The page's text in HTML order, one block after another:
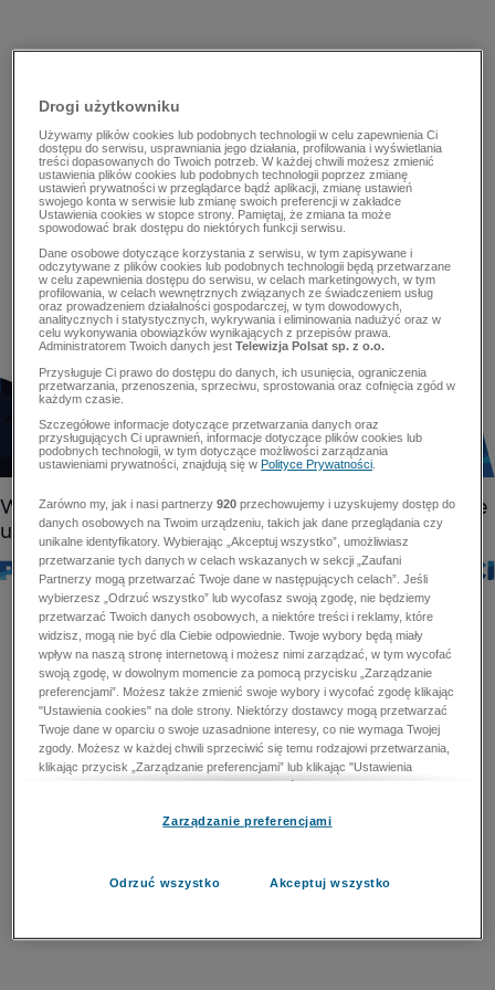
Drogi użytkowniku
Używamy plików cookies lub podobnych technologii w celu zapewnienia Ci
dostępu do serwisu, usprawniania jego działania, profilowania i wyświetlania
treści dopasowanych do Twoich potrzeb. W każdej chwili możesz zmienić
ustawienia plików cookies lub podobnych technologii poprzez zmianę
ustawień prywatności w przeglądarce bądź aplikacji, zmianę ustawień
swojego konta w serwisie lub zmianę swoich preferencji w zakładce
Ustawienia cookies w stopce strony. Pamiętaj, że zmiana ta może
spowodować brak dostępu do niektórych funkcji serwisu.
Dane osobowe dotyczące korzystania z serwisu, w tym zapisywane i
odczytywane z plików cookies lub podobnych technologii będą przetwarzane
w celu zapewnienia dostępu do serwisu, w celach marketingowych, w tym
profilowania, w celach wewnętrznych związanych ze świadczeniem usług
oraz prowadzeniem działalności gospodarczej, w tym dowodowych,
analitycznych i statystycznych, wykrywania i eliminowania nadużyć oraz w
celu wykonywania obowiązków wynikających z przepisów prawa.
Administratorem Twoich danych jestTelewizja Polsat sp. z o.o.
Przysługuje Ci prawo do dostępu do danych, ich usunięcia, ograniczenia
przetwarzania, przenoszenia, sprzeciwu, sprostowania oraz cofnięcia zgód w
każdym czasie.
Szczegółowe informacje dotyczące przetwarzania danych oraz
przysługujących Ci uprawnień, informacje dotyczące plików cookies lub
podobnych technologii, w tym dotyczące możliwości zarządzania
ustawieniami prywatności, znajdują się wPolityce Prywatności
Zarówno my, jak i nasi partnerzy920 przechowujemy i uzyskujemy dostęp do
danych osobowych na Twoim urządzeniu, takich jak dane przeglądania czy
unikalne identyfikatory. Wybierając „Akceptuj wszystko”, umożliwiasz
przetwarzanie tych danych w celach wskazanych w sekcji „Zaufani
Partnerzy mogą przetwarzać Twoje dane w następujących celach”. Jeśli
wybierzesz „Odrzuć wszystko” lub wycofasz swoją zgodę, nie będziemy
przetwarzać Twoich danych osobowych, a niektóre treści i reklamy, które
widzisz, mogą nie być dla Ciebie odpowiednie. Twoje wybory będą miały
wpływ na naszą stronę internetową i możesz nimi zarządzać, w tym wycofać
swoją zgodę, w dowolnym momencie za pomocą przycisku „Zarządzanie
preferencjami”. Możesz także zmienić swoje wybory i wycofać zgodę klikając
"Ustawienia cookies" na dole strony. Niektórzy dostawcy mogą przetwarzać
Twoje dane w oparciu o swoje uzasadnione interesy, co nie wymaga Twojej
zgody. Możesz w każdej chwili sprzeciwić się temu rodzajowi przetwarzania,
klikając przycisk „Zarządzanie preferencjami” lub klikając "Ustawienia
cookies" na dole strony. Nie możesz sprzeciwić się przetwarzaniu przez
zapobiegania oszustwom i naprawiania błędów, a w tym celu mogą zostać
przetwarzaniu danych osobowych w celu dostarczania i prezentacji reklam i
Zarządzanie preferencjami
Odrzuć wszystko Akceptuj wszystko